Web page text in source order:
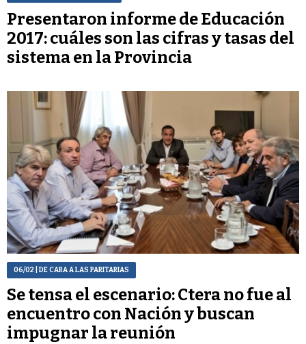
Presentaron informe de Educación
2017: cuáles son las cifras y tasas del
sistema en la Provincia
06/02 | DE CARA A LAS PARITARIAS
Se tensa el escenario: Ctera no fue al
encuentro con Nación y buscan
impugnar la reunión